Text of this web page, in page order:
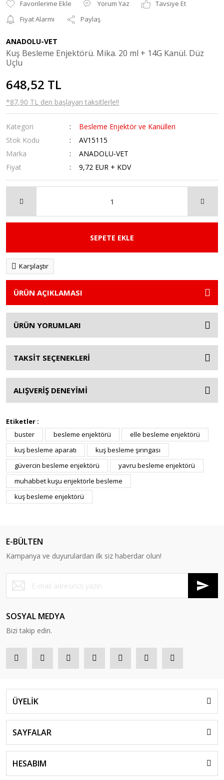
Yorum Yaz
Tavsiye Et
Fiyat Alarmı
Paylaş
ANADOLU-VET
Kuş Besleme Enjektörü. Mika. 20 ml + 14G Kanül. Düz
Uçlu
648,52 TL
*87,90 TL den başlayan taksitlerle!!
Kategori
Besleme Enjektör ve Kanülleri
Stok Kodu
AV15115
Marka
ANADOLU-VET
Fiyat
9,72 EUR + KDV
SEPETE EKLE
Karşılaştır
ÜRÜN AÇIKLAMASI
ÜRÜN YORUMLARI
TAKSİT SEÇENEKLERİ
ALIŞVERİŞ DENEYİMİ
Etiketler :
buster
besleme enjektörü
elle besleme enjektörü
kuş besleme aparatı
kuş besleme şırıngası
güvercin besleme enjektörü
yavru besleme enjektörü
muhabbet kuşu enjektörle besleme
kuş besleme enjektörü
E-BÜLTEN
Kampanya ve duyurulardan ilk siz haberdar olun!
SOSYAL MEDYA
Bizi takip edin.
ÜYELİK
SAYFALAR
HESABIM